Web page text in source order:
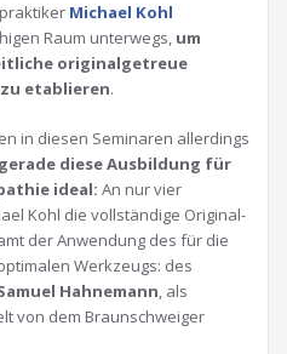
Michael Kohl
Raum unterwegs, um
originalgetreue
etablieren.
in diesen Seminaren allerdings
diese Ausbildung für
ideal: An nur vier
Kohl die vollständige Original-
der Anwendung des für die
Werkzeugs: des
Hahnemann, als
von dem Braunschweiger